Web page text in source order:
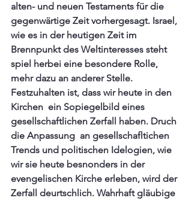
alten- und neuen Testaments für die
gegenwärtige Zeit vorhergesagt. Israel,
wie es in der heutigen Zeit im
Brennpunkt des Weltinteresses steht
spiel herbei eine besondere Rolle,
mehr dazu an anderer Stelle.
Festzuhalten ist, dass wir heute in den
Kirchen  ein Sopiegelbild eines
gesellschaftlichen Zerfall haben. Druch
die Anpassung  an gesellschafltichen
Trends und politischen Idelogien, wie
wir sie heute besnonders in der
evengelischen Kirche erleben, wird der
Zerfall deurtschlich. Wahrhaft gläubige